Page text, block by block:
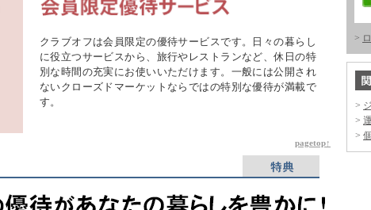
クラブオフは会員限定の優待サービスです。日々の暮らし
に役立つサービスから、旅行やレストランなど、休日の特
別な時間の充実にお使いいただけます。一般には公開され
ないクローズドマーケットならではの特別な優待が満載で
す。
pagetop↑